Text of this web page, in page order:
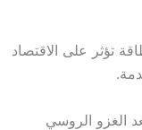
تؤثر على الاقتصاد
الغزو الروسي